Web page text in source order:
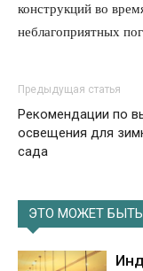
конструкций во
неблагоприятных
Предыдущая статья
Рекомендации по
освещения для
сада
ЭТО МОЖЕТ